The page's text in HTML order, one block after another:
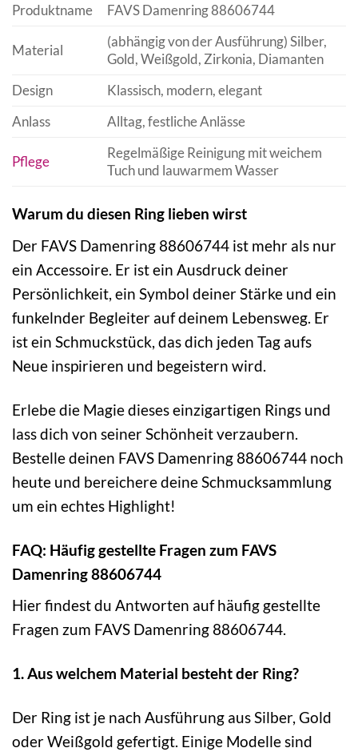
Produktname
FAVS Damenring 88606744
Material
(abhängig von der Ausführung) Silber,
Gold, Weißgold, Zirkonia, Diamanten
Design
Klassisch, modern, elegant
Anlass
Alltag, festliche Anlässe
Pflege
Regelmäßige Reinigung mit weichem
Tuch und lauwarmem Wasser
Warum du diesen Ring lieben wirst
Der FAVS Damenring 88606744 ist mehr als nur
ein Accessoire. Er ist ein Ausdruck deiner
Persönlichkeit, ein Symbol deiner Stärke und ein
funkelnder Begleiter auf deinem Lebensweg. Er
ist ein Schmuckstück, das dich jeden Tag aufs
Neue inspirieren und begeistern wird.
Erlebe die Magie dieses einzigartigen Rings und
lass dich von seiner Schönheit verzaubern.
Bestelle deinen FAVS Damenring 88606744 noch
heute und bereichere deine Schmucksammlung
um ein echtes Highlight!
FAQ: Häufig gestellte Fragen zum FAVS
Damenring 88606744
Hier findest du Antworten auf häufig gestellte
Fragen zum FAVS Damenring 88606744.
1. Aus welchem Material besteht der Ring?
Der Ring ist je nach Ausführung aus Silber, Gold
oder Weißgold gefertigt. Einige Modelle sind